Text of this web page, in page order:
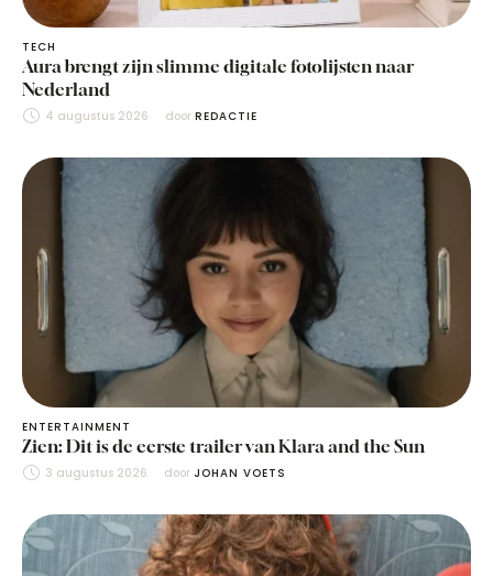
TECH
Aura brengt zijn slimme digitale fotolijsten naar
Nederland
4 augustus 2026 door REDACTIE
ENTERTAINMENT
Zien: Dit is de eerste trailer van Klara and the Sun
3 augustus 2026 door JOHAN VOETS